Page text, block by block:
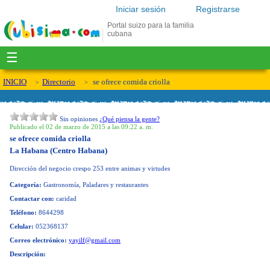
Registrarse
Iniciar sesión
Portal suizo para la familia
cubana
☰
INICIO Directorio se ofrece comida criolla
Sin opiniones ¿Qué piensa la gente?
Publicado el 02 de marzo de 2015 a las 09:22 a. m.
se ofrece comida criolla
La Habana (Centro Habana)
Dirección del negocio crespo 253 entre animas y virtudes
Categoría: Gastronomía, Paladares y restaurantes
Contactar con: caridad
Teléfono: 8644298
Celular: 052368137
Correo electrónico: yayilf@gmail.com
Descripción: